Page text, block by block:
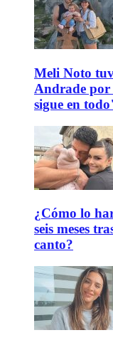
Meli Noto
Andrade
sigue en
¿Cómo lo
seis meses
canto?